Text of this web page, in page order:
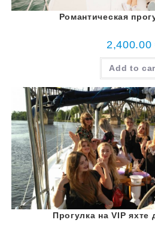
Романтическая
2,400.00
Add to
Прогулка на VIP яхте